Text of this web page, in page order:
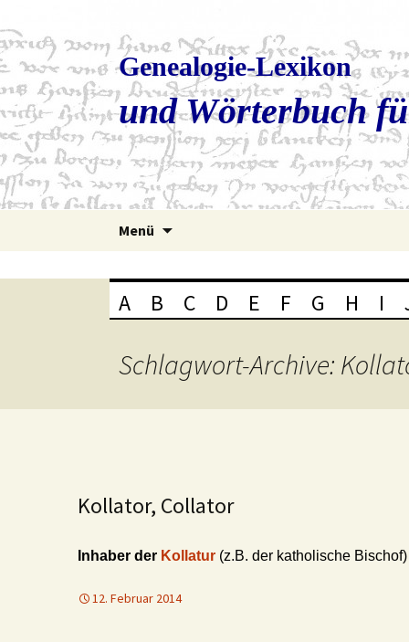
Genealogie-Lexikon
und Wörterbuch
Menü
A B C D E F G H I
Schlagwort-Archive:
Kollator, Collator
Inhaber der Kollatur (z.B. der katholische Bischof)
12. Februar 2014